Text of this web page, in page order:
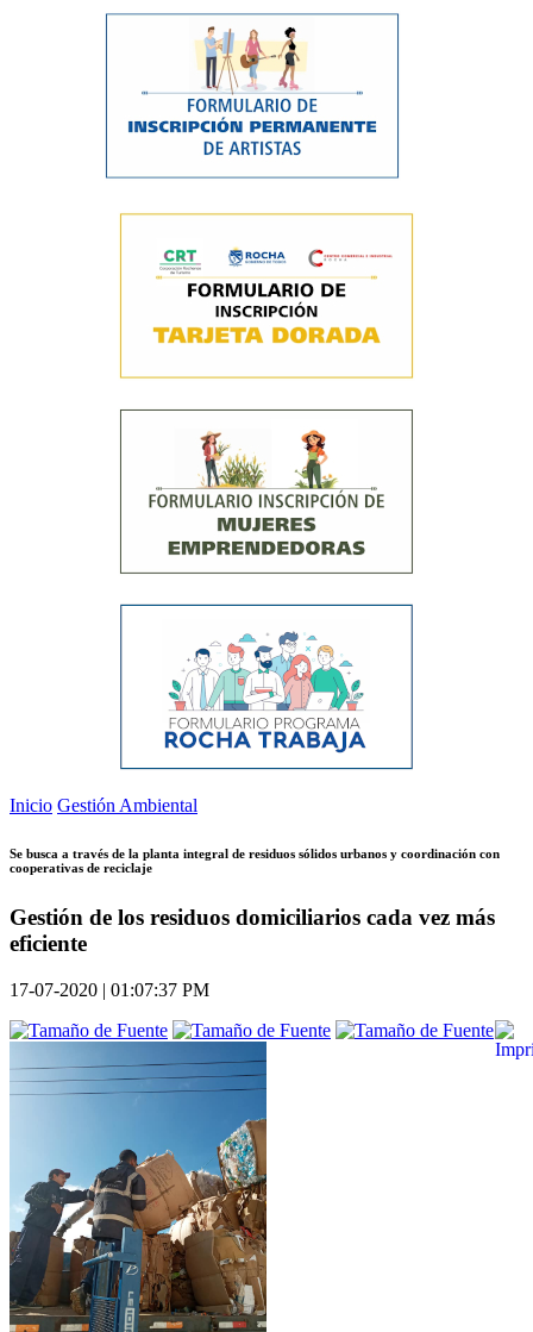
Inicio Gestión Ambiental
Se busca a través de la planta integral de residuos sólidos urbanos y coordinación con
cooperativas de reciclaje
Gestión de los residuos domiciliarios cada vez más
eficiente
17-07-2020 | 01:07:37 PM